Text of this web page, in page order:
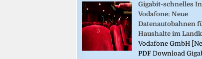
Gigabit-schnelles
Vodafone: Neue
Datenautobahnen
Haushalte im
Vodafone GmbH
PDF Download